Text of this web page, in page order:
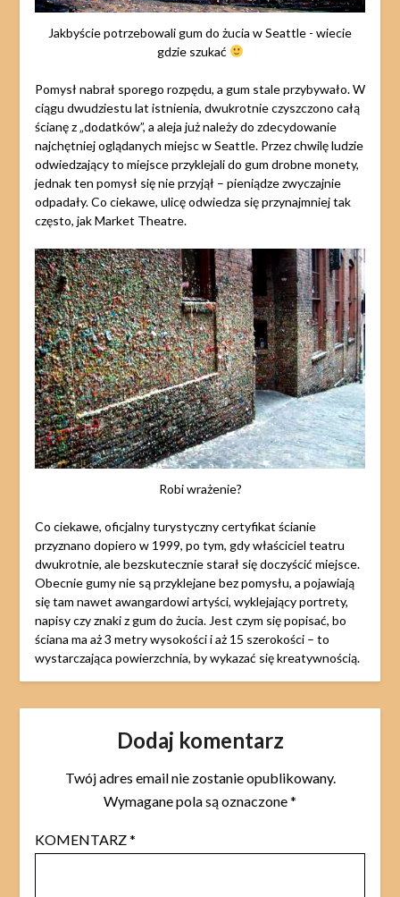
Jakbyście potrzebowali gum do żucia w Seattle - wiecie
gdzie szukać
Pomysł nabrał sporego rozpędu, a gum stale przybywało. W
ciągu dwudziestu lat istnienia, dwukrotnie czyszczono całą
ścianę z „dodatków”, a aleja już należy do zdecydowanie
najchętniej oglądanych miejsc w Seattle. Przez chwilę ludzie
odwiedzający to miejsce przyklejali do gum drobne monety,
jednak ten pomysł się nie przyjął – pieniądze zwyczajnie
odpadały. Co ciekawe, ulicę odwiedza się przynajmniej tak
często, jak Market Theatre.
Robi wrażenie?
Co ciekawe, oficjalny turystyczny certyfikat ścianie
przyznano dopiero w 1999, po tym, gdy właściciel teatru
dwukrotnie, ale bezskutecznie starał się doczyścić miejsce.
Obecnie gumy nie są przyklejane bez pomysłu, a pojawiają
się tam nawet awangardowi artyści, wyklejający portrety,
napisy czy znaki z gum do żucia. Jest czym się popisać, bo
ściana ma aż 3 metry wysokości i aż 15 szerokości – to
wystarczająca powierzchnia, by wykazać się kreatywnością.
Dodaj komentarz
Twój adres email nie zostanie opublikowany.
Wymagane pola są oznaczone*
KOMENTARZ*